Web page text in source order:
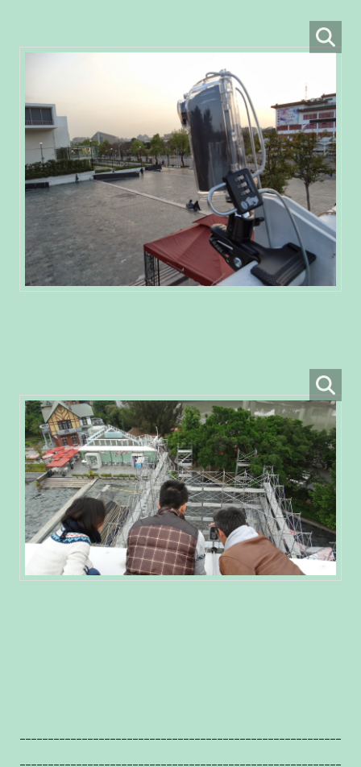
---------------------------------------------------------